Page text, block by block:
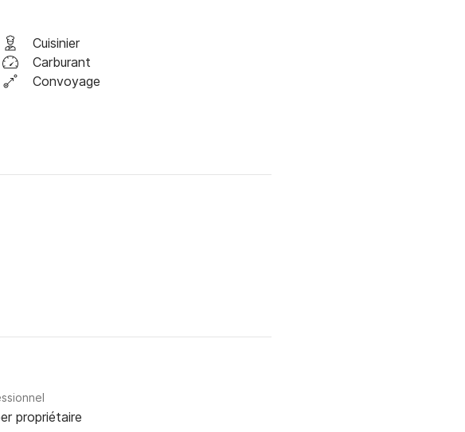
Cuisinier
Carburant
Convoyage
propriétaire